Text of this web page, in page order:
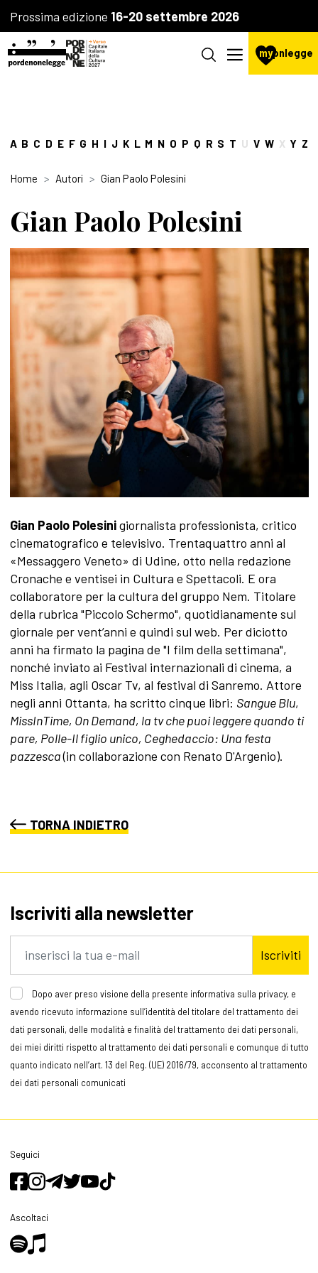
Prossima edizione 16-20 settembre 2026
mypnlegge
A B C D E F G H I J K L M N O P Q R S T U V W X Y Z
Home Autori Gian Paolo Polesini
Gian Paolo Polesini
Gian Paolo Polesinigiornalista professionista, critico
cinematografico e televisivo. Trentaquattro anni al
«Messaggero Veneto» di Udine, otto nella redazione
Cronache e ventisei in Cultura e Spettacoli. E ora
collaboratore per la cultura del gruppo Nem. Titolare
della rubrica "Piccolo Schermo", quotidianamente sul
giornale per vent’anni e quindi sul web. Per diciotto
anni ha firmato la pagina de "I film della settimana",
nonché inviato ai Festival internazionali di cinema, a
Miss Italia, agli Oscar Tv, al festival di Sanremo. Attore
negli anni Ottanta, ha scritto cinque libri: Sangue Blu,
MissInTime, On Demand, la tv che puoi leggere quando ti
pare, Polle-Il figlio unico, Ceghedaccio: Una festa
pazzesca(in collaborazione con Renato D'Argenio).
TORNA INDIETRO
Iscriviti alla newsletter
Iscriviti
Dopo aver preso visione della presente informativa sulla privacy, e
avendo ricevuto informazione sull’identità del titolare del trattamento dei
dati personali, delle modalità e finalità del trattamento dei dati personali,
dei miei diritti rispetto al trattamento dei dati personali e comunque di tutto
quanto indicato nell’art. 13 del Reg. (UE) 2016/79, acconsento al trattamento
dei dati personali comunicati
Seguici
Ascoltaci